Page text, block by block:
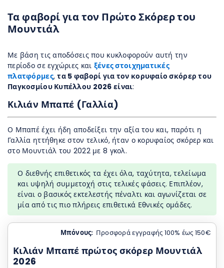
Τα φαβορί για τον Πρώτο Σκόρερ του
Μουντιάλ
Με βάση τις αποδόσεις που κυκλοφορούν αυτή την
περίοδο σε εγχώριες και ξένες στοιχηματικές
πλατφόρμες,τα 5 φαβορί για τον κορυφαίο σκόρερ του
Παγκοσμίου Κυπέλλου 2026 είναι:
Κιλιάν Μπαπέ (Γαλλία)
Ο Μπαπέ έχει ήδη αποδείξει την αξία του και, παρότι η
Γαλλία ηττήθηκε στον τελικό, ήταν ο κορυφαίος σκόρερ και
στο Μουντιάλ του 2022 με 8 γκολ.
Ο διεθνής επιθετικός τα έχει όλα, ταχύτητα, τελείωμα
και υψηλή συμμετοχή στις τελικές φάσεις. Επιπλέον,
είναι ο βασικός εκτελεστής πέναλτι και αγωνίζεται σε
μία από τις πιο πλήρεις επιθετικά Εθνικές ομάδες.
Μπόνους: Προσφορά εγγραφής 100% έως 150€
Κιλιάν Μπαπέ πρώτος σκόρερ Μουντιάλ
2026